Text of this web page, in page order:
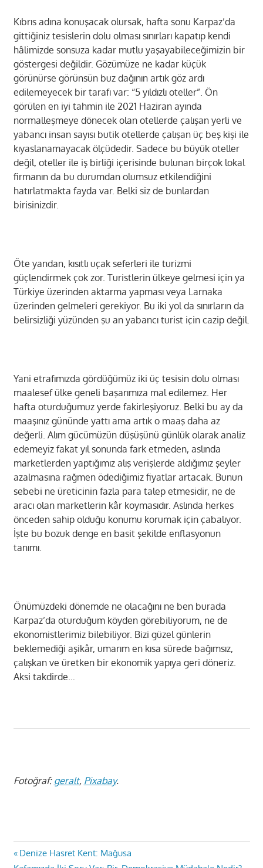
Kıbrıs adına konuşacak olursak, hafta sonu Karpaz’da
gittiğiniz tesislerin dolu olması sınırları kapatıp kendi
hâlimizde sonsuza kadar mutlu yaşayabileceğimizin bir
göstergesi değildir. Gözümüze ne kadar küçük
görünürse görünsün buz dağının artık göz ardı
edilemeyecek bir tarafı var: “5 yıldızlı oteller”. Ön
görülen en iyi tahmin ile 2021 Haziran ayında
normalleşmeye dönecek olan otellerde çalışan yerli ve
yabancı insan sayısı butik otellerde çalışan üç beş kişi ile
kıyaslanamayacak ölçüdedir. Sadece bu büyük oteller
değil, oteller ile iş birliği içerisinde bulunan birçok lokal
firmanın da bu durumdan olumsuz etkilendiğini
hatırlatmakta fayda var. Belki siz de bunlardan
birisinizdir.
Öte yandan, kısıtlı uçak seferleri ile turizmi
güçlendirmek çok zor. Turistlerin ülkeye gelmesi için ya
Türkiye üzerinden aktarma yapması veya Larnaka
üzerinden gelmeleri gerekiyor. Bu iki yol da sınırların da
belirsizliği yüzünden şu an yabancı turist için cazip değil.
Yani etrafımızda gördüğümüz iki üç tesisin dolu olması
maalesef ülke geneli başarımıza mal edilemez. Her
hafta oturduğumuz yerde fakirleşiyoruz. Belki bu ay da
maaşınız gününde yattı ama artık o maaş daha az
değerli. Alım gücümüzün düşüşünü günlük olarak analiz
edemeyiz fakat yıl sonunda fark etmeden, aslında
marketlerden yaptığımız alış verişlerde aldığımız şeyler
azalmasına rağmen ödediğimiz fiyatlar artacak. Bunun
sebebi ne üreticinin fazla para talep etmesidir, ne de
aracı olan marketlerin kâr koymasıdır. Aslında herkes
önceden sahip olduğu konumu korumak için çabalıyor.
İşte bu bozuk denge en basit şekilde enflasyonun
tanımı.
Önümüzdeki dönemde ne olacağını ne ben burada
Karpaz’da oturduğum köyden görebiliyorum, ne de
ekonomistlerimiz bilebiliyor. Bizi güzel günlerin
beklemediği aşikâr, umarım en kısa sürede bağımsız,
çalışkan ve üretken bir ekonomik yapıya geri döneriz.
Aksi takdirde…
Fotoğraf: geralt, Pixabay.
Yazı
Previous
Denize Hasret Kent: Mağusa